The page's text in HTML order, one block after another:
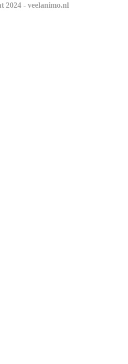
2024 - veelanimo.nl